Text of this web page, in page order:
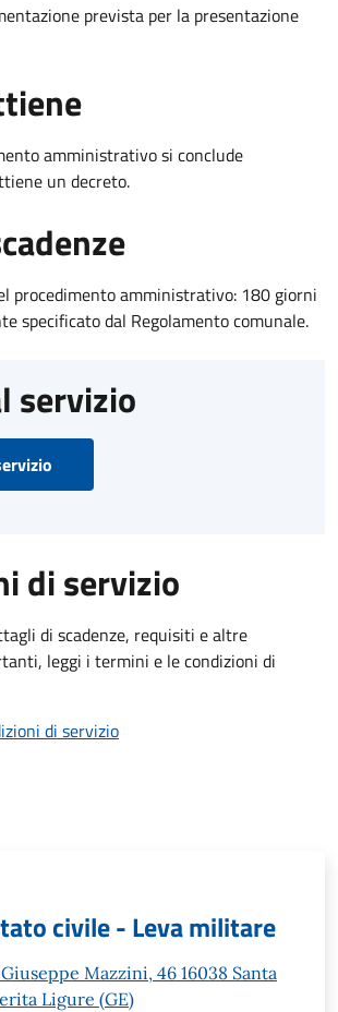
prevista per la presentazione
amministrativo si conclude
un decreto.
procedimento amministrativo: 180 giorni
specificato dal Regolamento comunale.
servizio
di servizio
di scadenze, requisiti e altre
leggi i termini e le condizioni di
di servizio
civile - Leva militare
Mazzini, 46 16038 Santa
Ligure (GE)